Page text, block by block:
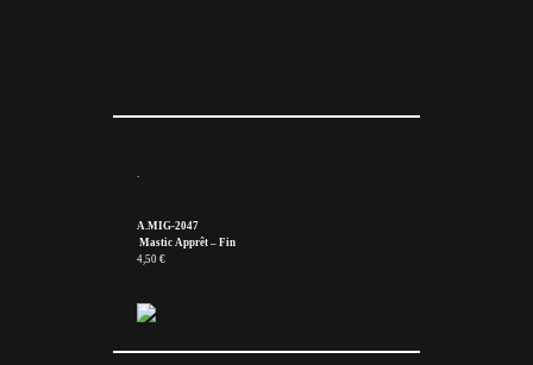
A.MIG-2047
Mastic Apprêt – Fin
4,50 €